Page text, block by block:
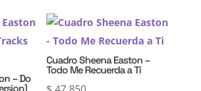
– Do
Cuadro Sheena Easton –
Todo Me Recuerda a Ti